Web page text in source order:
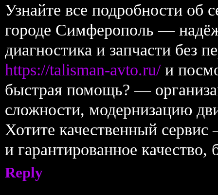
Узнайте все подробности об
городе Симферополь —
диагностика и запчасти без
https://talisman-avto.ru/и
быстрая помощь? —
сложности, модернизацию
Хотите качественный
и гарантированное
Reply